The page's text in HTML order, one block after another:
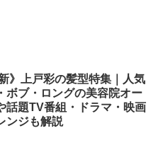
》上戸彩の髪型特集｜人気
ボブ・ロングの美容院オー
話題TV番組・ドラマ・映画
ンジも解説